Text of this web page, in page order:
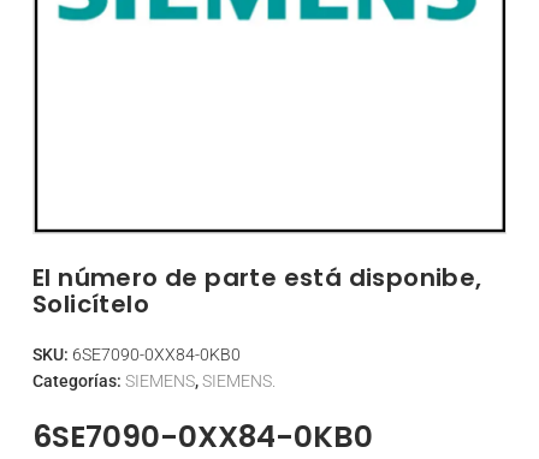
El número de parte está disponibe,
Solicítelo
SKU: 6SE7090-0XX84-0KB0
Categorías: SIEMENS,SIEMENS.
6SE7090-0XX84-0KB0